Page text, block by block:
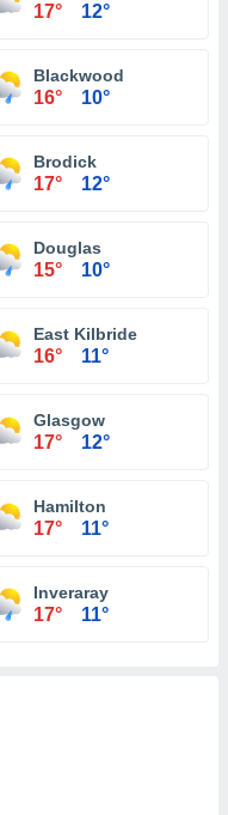
17° 12°
Blackwood
16° 10°
Brodick
17° 12°
Douglas
15° 10°
East Kilbride
16° 11°
Glasgow
17° 12°
Hamilton
17° 11°
Inveraray
17° 11°